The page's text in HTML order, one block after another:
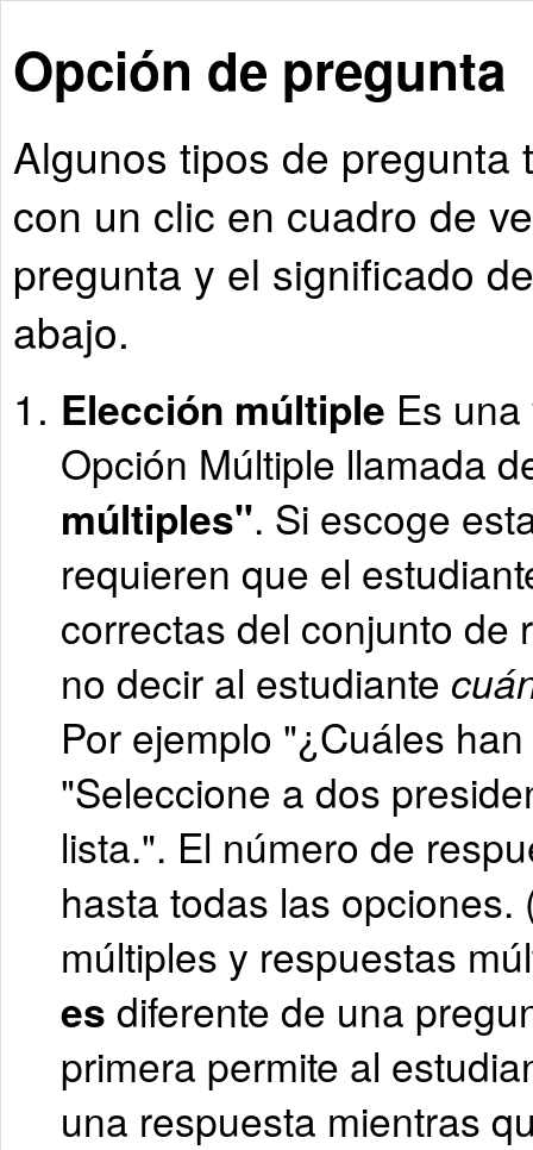
Opción de pregunta
Algunos tipos de
con un clic en cuadro de
pregunta y el significado
abajo.
Elección múltiple Es
Opción Múltiple llamada
múltiples". Si escoge
requieren que el
correctas del conjunto de
no decir al estudiante
Por ejemplo "¿Cuáles
"Seleccione a dos
lista.". El número de
hasta todas las
múltiples y respuestas
es diferente de una
primera permite al
una respuesta mientras